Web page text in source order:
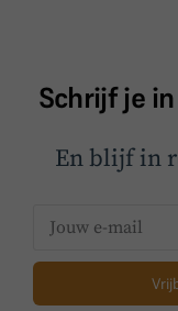
Schrijf je
En blijf in